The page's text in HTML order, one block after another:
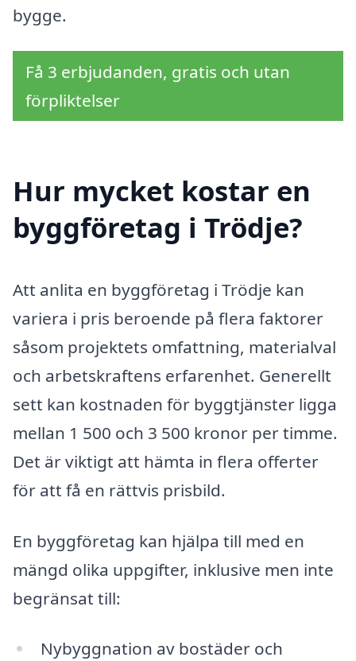
bygge.
Få 3 erbjudanden, gratis och utan
förpliktelser
Hur mycket kostar en
byggföretag i Trödje?
Att anlita en byggföretag i Trödje kan
variera i pris beroende på flera faktorer
såsom projektets omfattning, materialval
och arbetskraftens erfarenhet. Generellt
sett kan kostnaden för byggtjänster ligga
mellan 1 500 och 3 500 kronor per timme.
Det är viktigt att hämta in flera offerter
för att få en rättvis prisbild.
En byggföretag kan hjälpa till med en
mängd olika uppgifter, inklusive men inte
begränsat till:
Nybyggnation av bostäder och